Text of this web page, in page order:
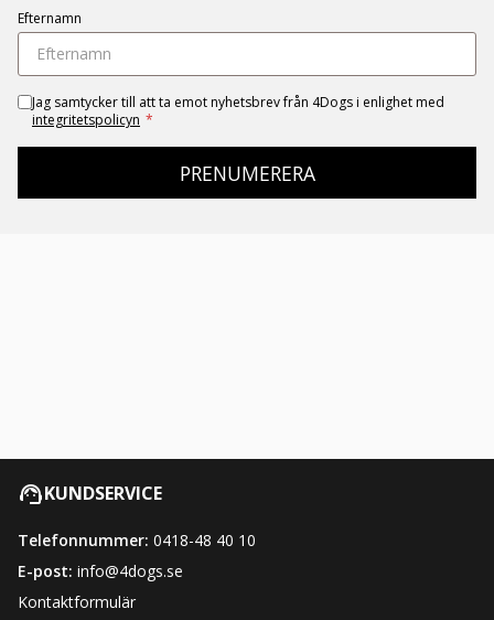
Efternamn
Jag samtycker till att ta emot nyhetsbrev från 4Dogs i enlighet med
integritetspolicyn *
PRENUMERERA
KUNDSERVICE
Telefonnummer: 0418-48 40 10
E-post: info@4dogs.se
Kontaktformulär